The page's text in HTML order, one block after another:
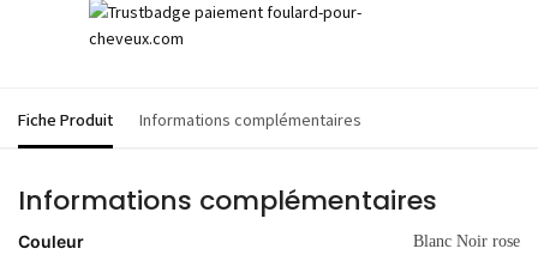
Fiche Produit Informations complémentaires
Informations complémentaires
Couleur Blanc Noir rose